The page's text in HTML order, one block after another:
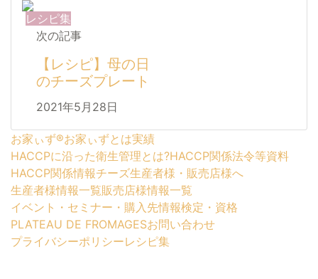
レシピ集
次の記事
【レシピ】母の日
のチーズプレート
2021年5月28日
お家ぃず®お家ぃずとは実績
HACCPに沿った衛生管理とは?HACCP関係法令等資料
HACCP関係情報チーズ生産者様・販売店様へ
生産者様情報一覧販売店様情報一覧
イベント・セミナー・購入先情報検定・資格
PLATEAU DE FROMAGESお問い合わせ
プライバシーポリシーレシピ集